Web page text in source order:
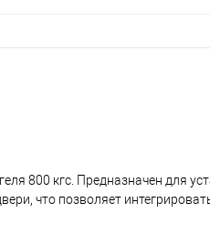
800 кгс. Предназначен для
что позволяет